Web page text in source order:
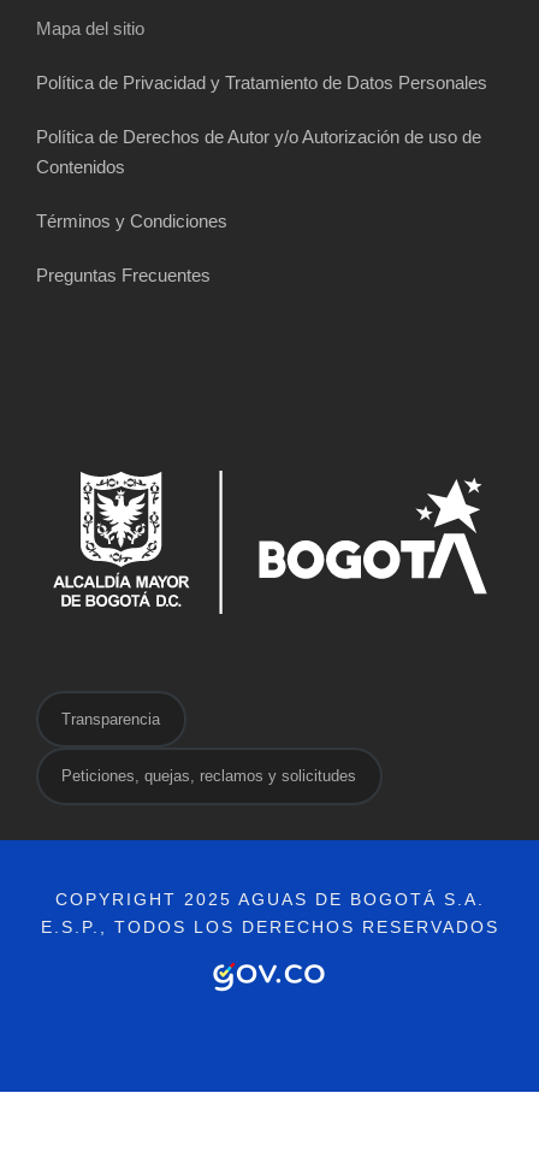
Mapa del sitio
Política de Privacidad y Tratamiento de Datos Personales
Política de Derechos de Autor y/o Autorización de uso de
Contenidos
Términos y Condiciones
Preguntas Frecuentes
Transparencia
Peticiones, quejas, reclamos y solicitudes
COPYRIGHT 2025 AGUAS DE BOGOTÁ S.A.
E.S.P., TODOS LOS DERECHOS RESERVADOS